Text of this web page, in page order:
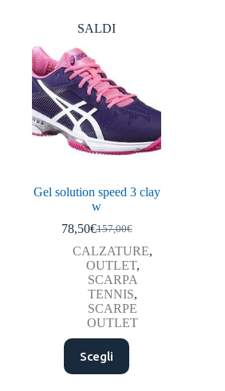
SALDI
Gel solution speed 3 clay
w
157,00€
Il
prezzo
originale
era:
157,00€.
78,50€Il
prezzo
attuale
è:
78,50€.
CALZATURE,
OUTLET,
SCARPA
TENNIS,
SCARPE
OUTLET
Scegli
Questo
prodotto
ha